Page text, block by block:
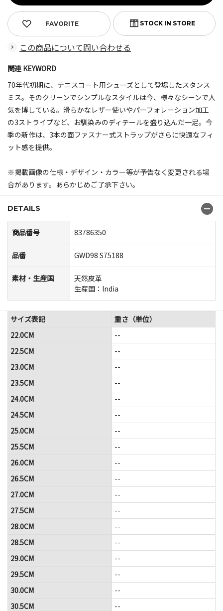
FAVORITE
この商品について問い合わせる
関連 KEYWORD
70年代初期に、テニスコート用シューズとして登場したスタンス
ミス。そのクリーンでシンプルなスタイルは今、様々なシーンで人
気を博している。滑らかなレザー使いやパーフォレーション加工
の3ストライプなど、お馴染みのディテールを盛り込んだ一足。今
季の新作は、3本の面ファスナー式ストラップがさらに快適なフィ
ット感を提供。
※掲載画像の仕様・デザイン・カラー等が予告なく変更される場
合があります。あらかじめご了承下さい。
DETAILS
商品番号 83786350
品番 GWD98 S75188
素材・生産国
天然皮革
生産国：India
サイズ表記
重さ（単位）
22.0CM
--
22.5CM
--
23.0CM
--
23.5CM
--
24.0CM
--
24.5CM
--
25.0CM
--
25.5CM
--
26.0CM
--
26.5CM
--
27.0CM
--
27.5CM
--
28.0CM
--
28.5CM
--
29.0CM
--
29.5CM
--
30.0CM
--
30.5CM
--